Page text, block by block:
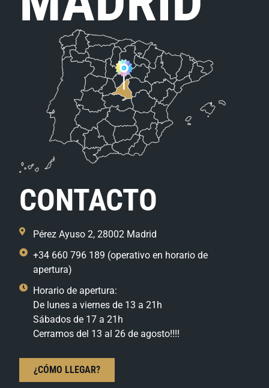
CONTACTO
Pérez Ayuso 2, 28002 Madrid
+34 660 796 189 (operativo en horario de
apertura)
Horario de apertura:
De lunes a viernes de 13 a 21h
Sábados de 17 a 21h
Cerramos del 13 al 26 de agosto!!!!
¿CÓMO LLEGAR?